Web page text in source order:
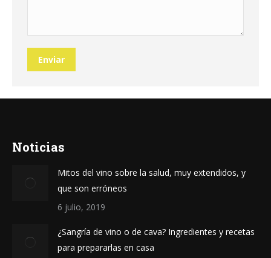
Enviar
Noticias
Mitos del vino sobre la salud, muy extendidos, y
que son erróneos
6 julio, 2019
¿Sangría de vino o de cava? Ingredientes y recetas
para prepararlas en casa